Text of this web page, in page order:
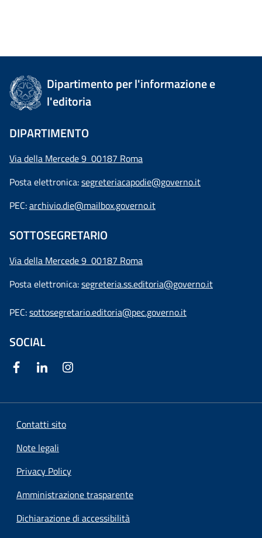
Dipartimento per l'informazione e
l'editoria
DIPARTIMENTO
Via della Mercede 9 00187 Roma
Posta elettronica:segreteriacapodie@governo.it
PEC:archivio.die@mailbox.governo.it
SOTTOSEGRETARIO
Via della Mercede 9 00187 Roma
Posta elettronica:segreteria.ss.editoria@governo.it
PEC:sottosegretario.editoria@pec.governo.it
SOCIAL
Contatti sito
Note legali
Privacy Policy
Amministrazione trasparente
Dichiarazione di accessibilità